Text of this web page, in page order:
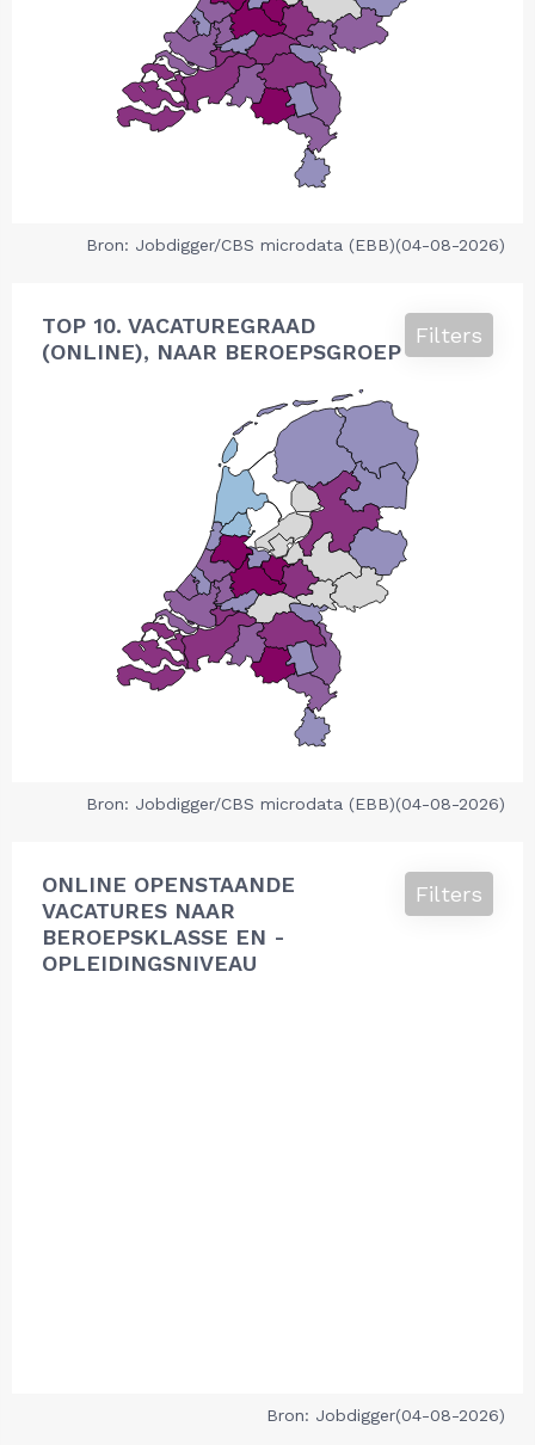
Bron: Jobdigger/CBS microdata (EBB)(04-08-2026)
TOP 10. VACATUREGRAAD
(ONLINE), NAAR BEROEPSGROEP
Filters
Bron: Jobdigger/CBS microdata (EBB)(04-08-2026)
ONLINE OPENSTAANDE
VACATURES NAAR
BEROEPSKLASSE EN -
OPLEIDINGSNIVEAU
Filters
Bron: Jobdigger(04-08-2026)